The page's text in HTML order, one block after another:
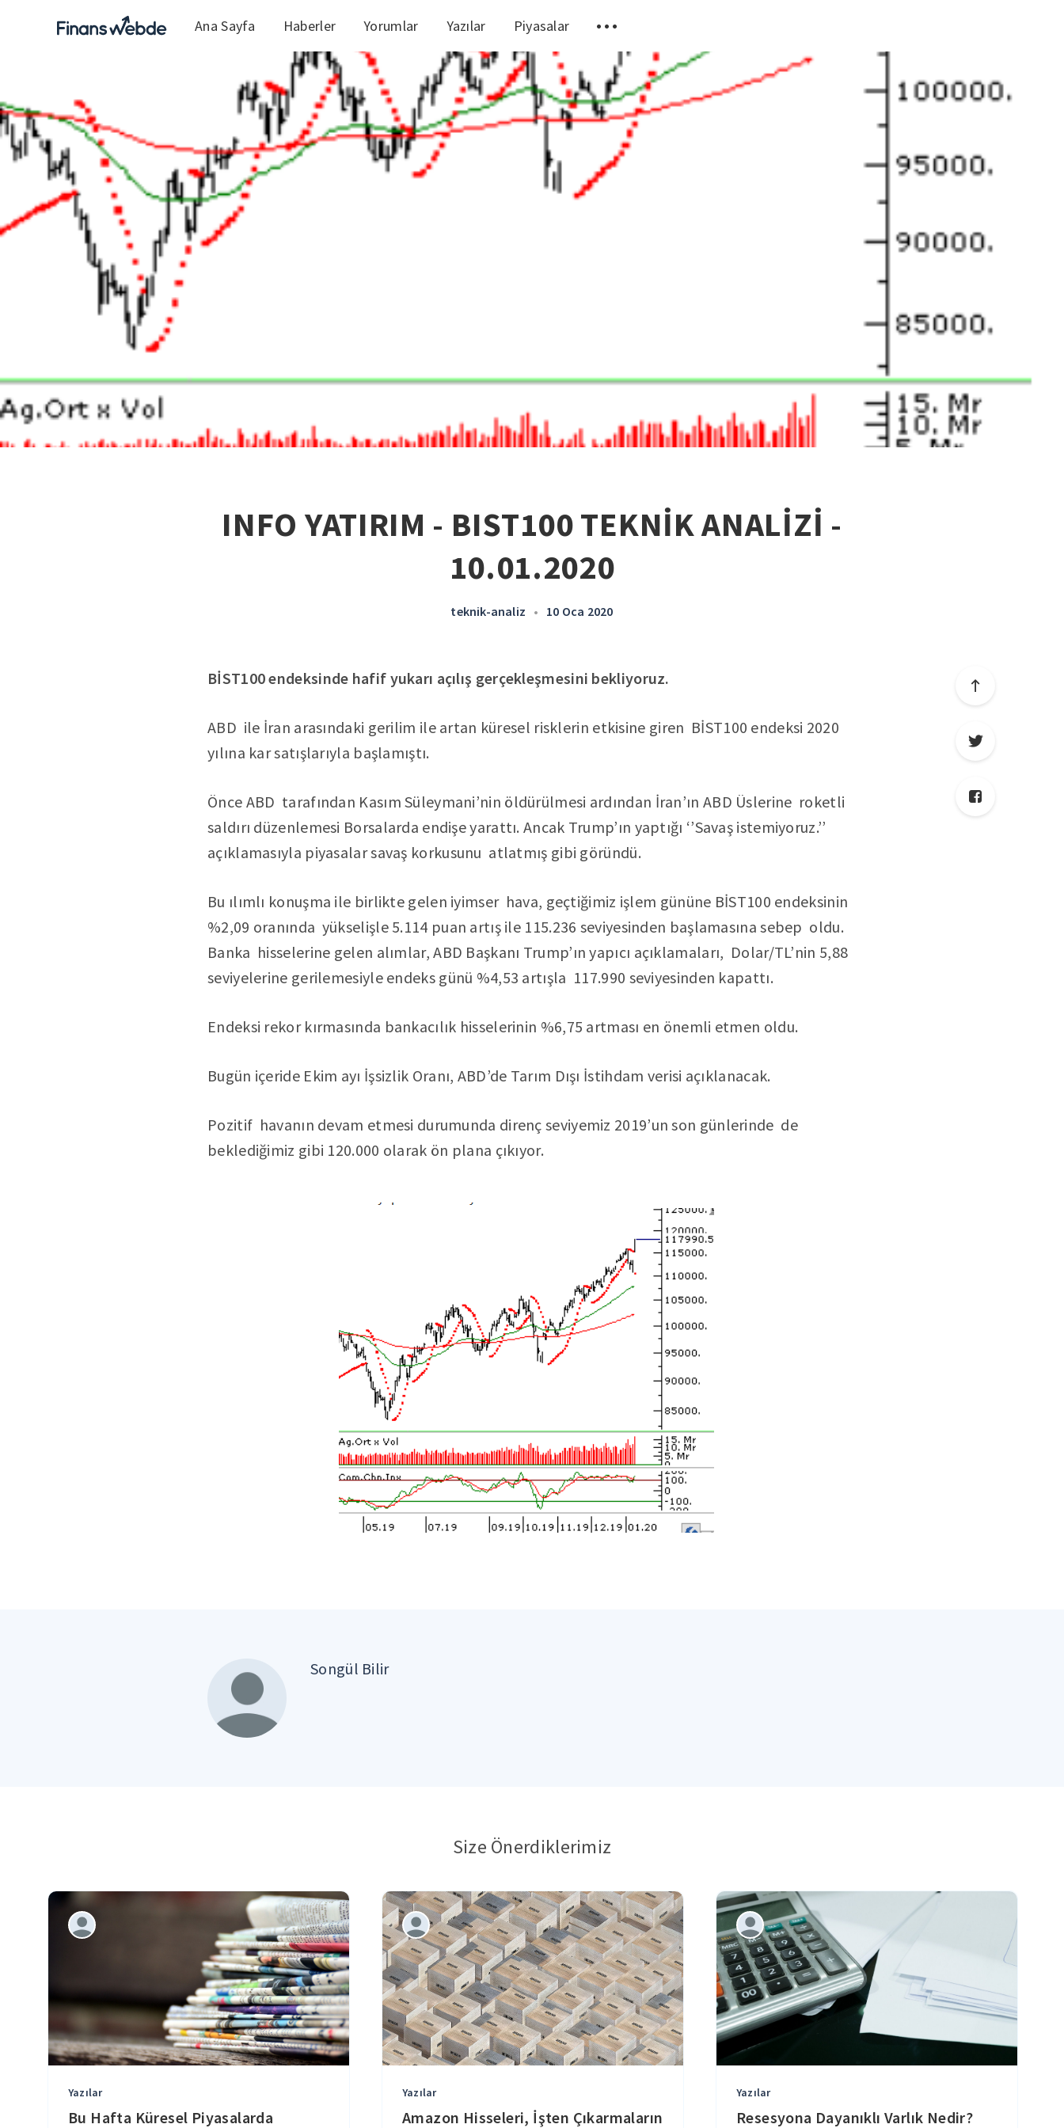
Ana Sayfa Haberler Yorumlar Yazılar Piyasalar
INFO YATIRIM - BIST100 TEKNİK ANALİZİ -
10.01.2020
teknik-analiz • 10 Oca 2020
BİST100 endeksinde hafif yukarı açılış gerçekleşmesini bekliyoruz.
ABD ile İran arasındaki gerilim ile artan küresel risklerin etkisine giren BİST100 endeksi 2020
yılına kar satışlarıyla başlamıştı.
Önce ABD tarafından Kasım Süleymani’nin öldürülmesi ardından İran’ın ABD Üslerine roketli
saldırı düzenlemesi Borsalarda endişe yarattı. Ancak Trump’ın yaptığı ‘’Savaş istemiyoruz.’’
açıklamasıyla piyasalar savaş korkusunu atlatmış gibi göründü.
Bu ılımlı konuşma ile birlikte gelen iyimser hava, geçtiğimiz işlem gününe BİST100 endeksinin
%2,09 oranında yükselişle 5.114 puan artış ile 115.236 seviyesinden başlamasına sebep oldu.
Banka hisselerine gelen alımlar, ABD Başkanı Trump’ın yapıcı açıklamaları, Dolar/TL’nin 5,88
seviyelerine gerilemesiyle endeks günü %4,53 artışla 117.990 seviyesinden kapattı.
Endeksi rekor kırmasında bankacılık hisselerinin %6,75 artması en önemli etmen oldu.
Bugün içeride Ekim ayı İşsizlik Oranı, ABD’de Tarım Dışı İstihdam verisi açıklanacak.
Pozitif havanın devam etmesi durumunda direnç seviyemiz 2019’un son günlerinde de
beklediğimiz gibi 120.000 olarak ön plana çıkıyor.
Songül Bilir
Size Önerdiklerimiz
Yazılar
Bu Hafta Küresel Piyasalarda
Yazılar
Amazon Hisseleri, İşten Çıkarmaların
Yazılar
Resesyona Dayanıklı Varlık Nedir?